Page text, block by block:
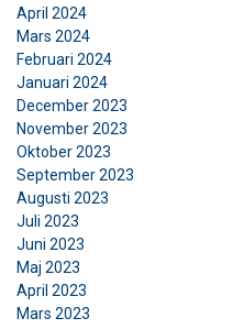
April 2024
Mars 2024
Februari 2024
Januari 2024
December 2023
November 2023
Oktober 2023
September 2023
Augusti 2023
Juli 2023
Juni 2023
Maj 2023
April 2023
Mars 2023